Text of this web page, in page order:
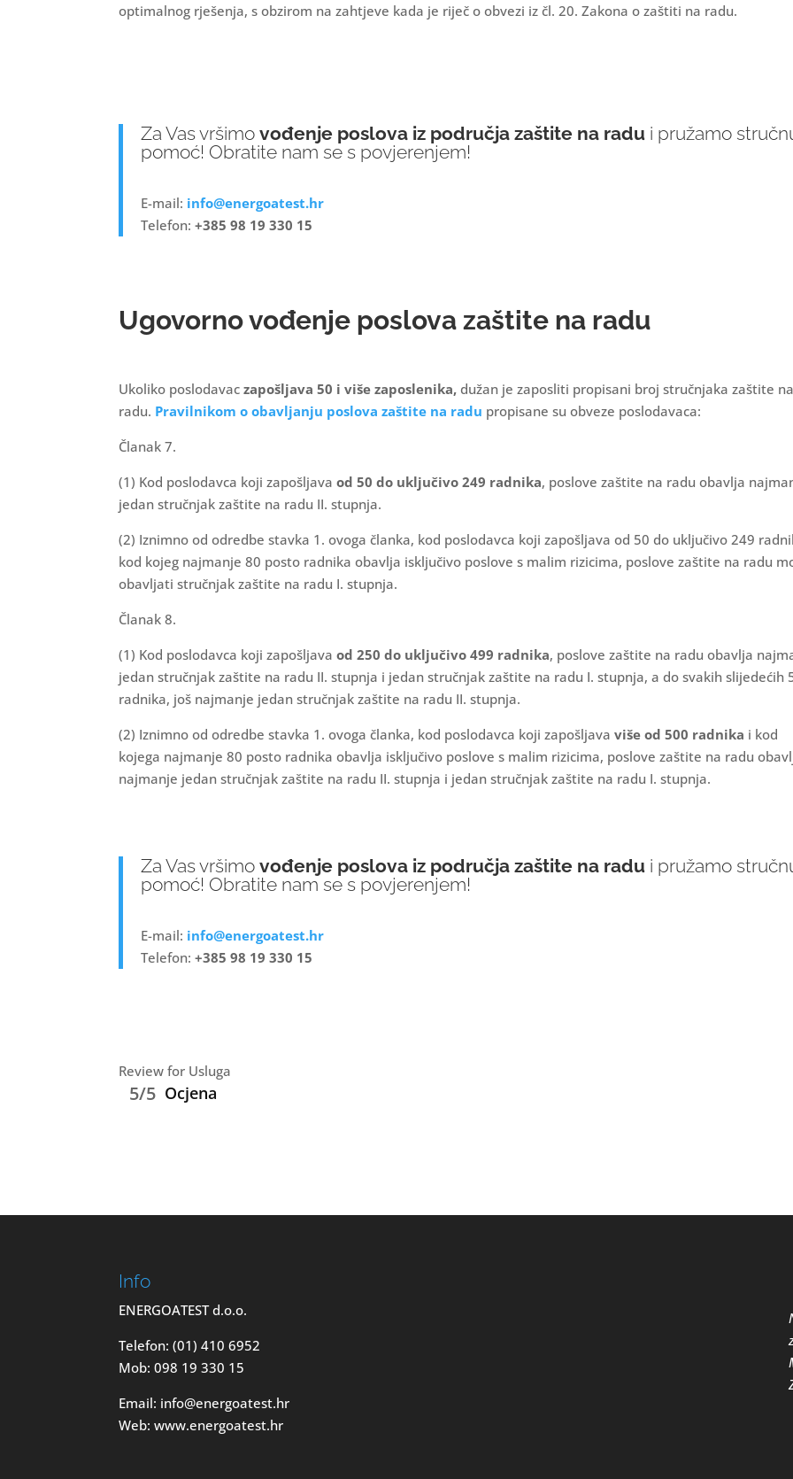
optimalnog rješenja, s obzirom na zahtjeve kada je riječ o obvezi iz čl. 20. Zakona o zaštiti na radu.
Za Vas vršimovođenje poslova iz područja zaštite na radu i pružamo
pomoć! Obratite nam se s povjerenjem!
E-mail: info@energoatest.hr
Telefon:+385 98 19 330 15
Ugovorno vođenje poslova zaštite na radu
Ukoliko poslodavac zapošljava 50 i više zaposlenika, dužan je zaposliti propisani broj stručnjaka zaštite
radu. Pravilnikom o obavljanju poslova zaštite na radu propisane su obveze poslodavaca:
Članak 7.
(1) Kod poslodavca koji zapošljavaod 50 do uključivo 249 radnika, poslove zaštite na radu obavlja
jedan stručnjak zaštite na radu II. stupnja.
(2) Iznimno od odredbe stavka 1. ovoga članka, kod poslodavca koji zapošljava od 50 do uključivo 249
kod kojeg najmanje 80 posto radnika obavlja isključivo poslove s malim rizicima, poslove zaštite na radu
obavljati stručnjak zaštite na radu I. stupnja.
Članak 8.
(1) Kod poslodavca koji zapošljavaod 250 do uključivo 499 radnika, poslove zaštite na radu obavlja
jedan stručnjak zaštite na radu II. stupnja i jedan stručnjak zaštite na radu I. stupnja, a do svakih slijedećih
radnika, još najmanje jedan stručnjak zaštite na radu II. stupnja.
(2) Iznimno od odredbe stavka 1. ovoga članka, kod poslodavca koji zapošljavaviše od 500 radnika i kod
kojega najmanje 80 posto radnika obavlja isključivo poslove s malim rizicima, poslove zaštite na radu
najmanje jedan stručnjak zaštite na radu II. stupnja i jedan stručnjak zaštite na radu I. stupnja.
Za Vas vršimovođenje poslova iz područja zaštite na radu i pružamo
pomoć! Obratite nam se s povjerenjem!
E-mail: info@energoatest.hr
Telefon: +385 98 19 330 15
Review for Usluga
5/5 Ocjena
Info
ENERGOATEST d.o.o.
Telefon: (01) 410 6952
Mob: 098 19 330 15
Email: info@energoatest.hr
Web: www.energoatest.hr